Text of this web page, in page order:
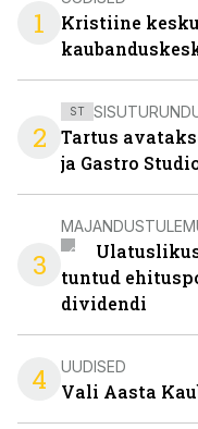
1
Kristiine
2
ST
Tartus
ja Gastro
3
tuntud
dividendi
4 UUDISED
Vali Aasta